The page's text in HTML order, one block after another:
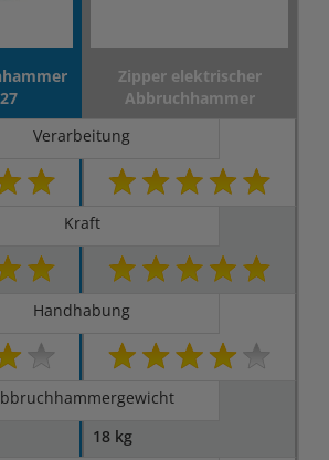
Zipper elektrischer
Abbruchhammer
Verarbeitung
Kraft
Handhabung
18 kg